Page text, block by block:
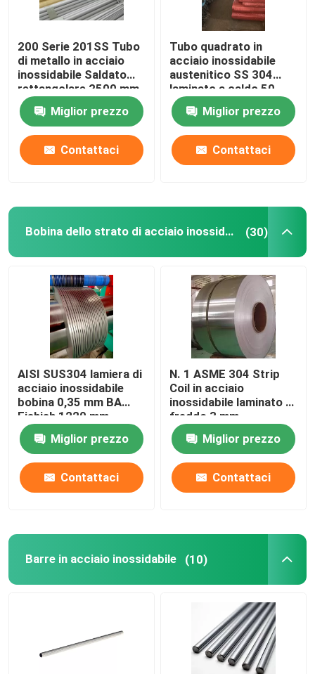
200 Serie 201SS Tubo
di metallo in acciaio
inossidabile Saldato
rettangolare 2500 mm
Miglior prezzo
Contattaci
Tubo quadrato in
acciaio inossidabile
austenitico SS 304
laminato a caldo 50
mm Serie 300
Miglior prezzo
Contattaci
Bobina dello strato di acciaio inossidabile (30)
AISI SUS304 lamiera di
acciaio inossidabile
bobina 0,35 mm BA
Fishish 1220 mm
Miglior prezzo
Contattaci
N. 1 ASME 304 Strip
Coil in acciaio
inossidabile laminato a
freddo 3 mm
Miglior prezzo
Contattaci
Barre in acciaio inossidabile (10)